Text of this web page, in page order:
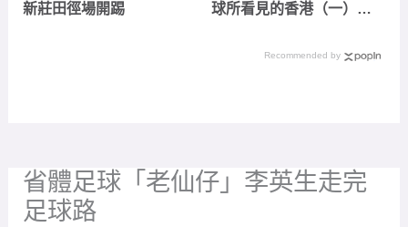
新莊田徑場開踢
球所看見的香港（一）：
超最終輪Recommended by
省體足球「老仙仔」李英生走完
足球路